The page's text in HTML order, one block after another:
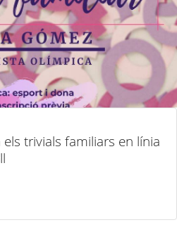
trivials familiars en línia